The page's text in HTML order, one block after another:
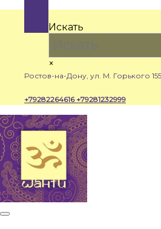
содержимому
Искать
×
Ростов-на-Дону, ул. М. Горького 155
+79282264616+79281232999
Кнопка